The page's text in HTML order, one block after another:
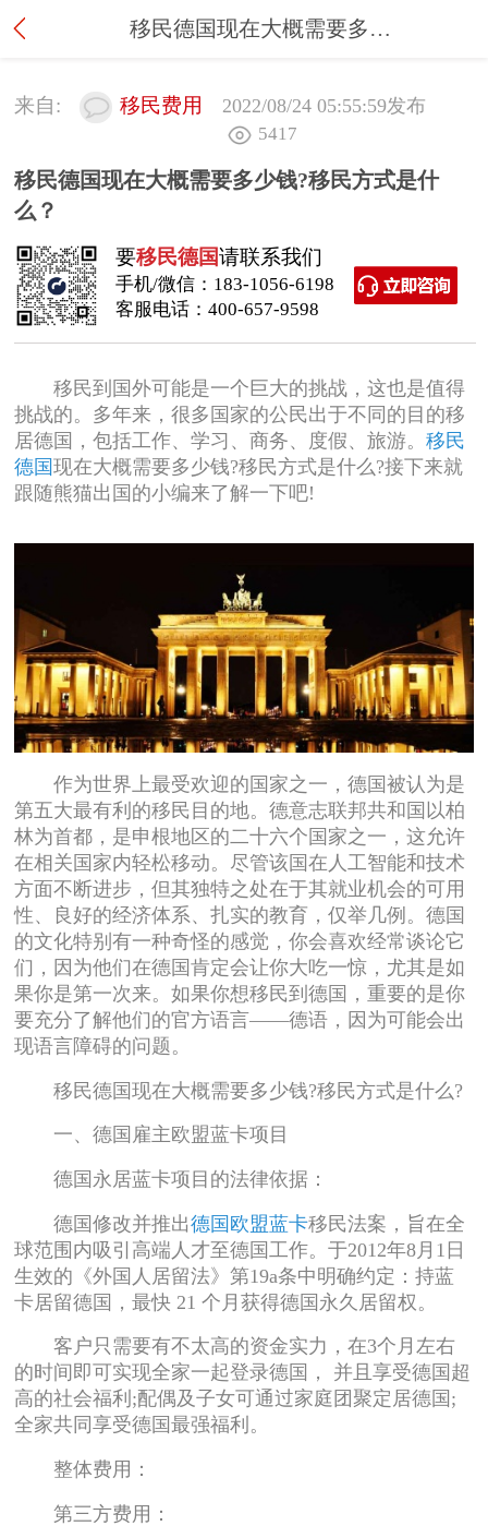
移民德国现在大概需要多少钱?移民方式是什么？
来自: 移民费用 2022/08/24 05:55:59发布
5417
移民德国现在大概需要多少钱?移民方式是什
么？
要移民德国请联系我们
手机/微信： 183-1056-6198
客服电话： 400-657-9598
移民到国外可能是一个巨大的挑战，这也是值得
挑战的。多年来，很多国家的公民出于不同的目的移
居德国，包括工作、学习、商务、度假、旅游。移民
德国现在大概需要多少钱?移民方式是什么?接下来就
跟随熊猫出国的小编来了解一下吧!
作为世界上最受欢迎的国家之一，德国被认为是
第五大最有利的移民目的地。德意志联邦共和国以柏
林为首都，是申根地区的二十六个国家之一，这允许
在相关国家内轻松移动。尽管该国在人工智能和技术
方面不断进步，但其独特之处在于其就业机会的可用
性、良好的经济体系、扎实的教育，仅举几例。德国
的文化特别有一种奇怪的感觉，你会喜欢经常谈论它
们，因为他们在德国肯定会让你大吃一惊，尤其是如
果你是第一次来。如果你想移民到德国，重要的是你
要充分了解他们的官方语言——德语，因为可能会出
现语言障碍的问题。
移民德国现在大概需要多少钱?移民方式是什么?
一、德国雇主欧盟蓝卡项目
德国永居蓝卡项目的法律依据：
德国修改并推出德国欧盟蓝卡移民法案，旨在全
球范围内吸引高端人才至德国工作。于2012年8月1日
生效的《外国人居留法》第19a条中明确约定：持蓝
卡居留德国，最快 21 个月获得德国永久居留权。
客户只需要有不太高的资金实力，在3个月左右
的时间即可实现全家一起登录德国， 并且享受德国超
高的社会福利;配偶及子女可通过家庭团聚定居德国;
全家共同享受德国最强福利。
整体费用：
第三方费用：